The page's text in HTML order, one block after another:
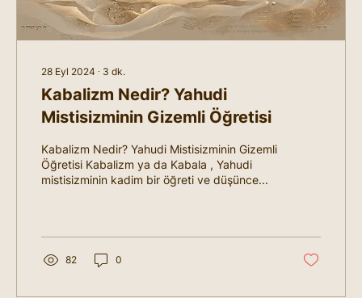
28 Eyl 2024 ∙ 3 dk.
Kabalizm Nedir? Yahudi
Mistisizminin Gizemli Öğretisi
Kabalizm Nedir? Yahudi Mistisizminin Gizemli
Öğretisi Kabalizm ya da Kabala , Yahudi
mistisizminin kadim bir öğreti ve düşünce...
82 0